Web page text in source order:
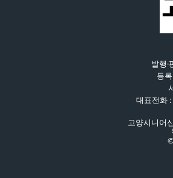
발행
등
대표전화
고양시니어